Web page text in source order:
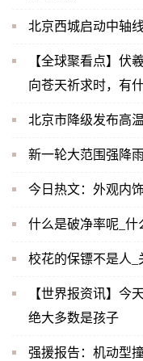
北京西城启动中轴
【全球聚看点】伏
向苍天祈求时，有
北京市降级发布高
新一轮大范围强降
今日热文：外观内
什么是破净率呢_什
校花的保镖不是人
【世界报资讯】今
绝大多数是孩子
强援报告：机动型